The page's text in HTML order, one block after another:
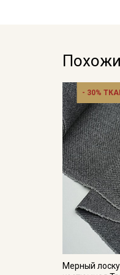
- 30%
Мерный